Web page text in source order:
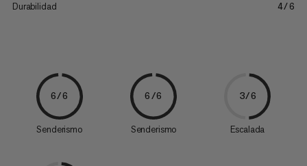
Durabilidad 4/6
6/6
Senderismo
6/6
Senderismo
3/6
Escalada